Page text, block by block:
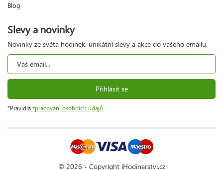
Blog
Slevy a novinky
Novinky ze světa hodinek, unikátní slevy a akce do vašeho emailu.
Přihlásit se
*Pravidla zpracování osobních údajů
© 2026 - Copyright iHodinarstvi.cz